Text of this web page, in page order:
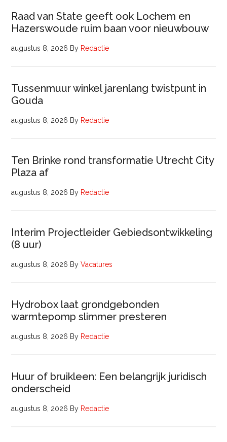
Raad van State geeft ook Lochem en
Hazerswoude ruim baan voor nieuwbouw
augustus 8, 2026 By Redactie
Tussenmuur winkel jarenlang twistpunt in
Gouda
augustus 8, 2026 By Redactie
Ten Brinke rond transformatie Utrecht City
Plaza af
augustus 8, 2026 By Redactie
Interim Projectleider Gebiedsontwikkeling
(8 uur)
augustus 8, 2026 ByVacatures
Hydrobox laat grondgebonden
warmtepomp slimmer presteren
augustus 8, 2026 By Redactie
Huur of bruikleen: Een belangrijk juridisch
onderscheid
augustus 8, 2026 By Redactie